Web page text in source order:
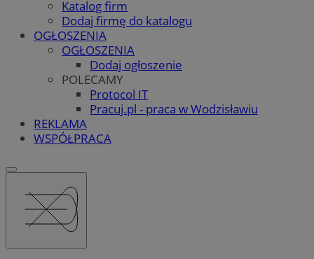
Katalog firm
Dodaj firmę do katalogu
OGŁOSZENIA
OGŁOSZENIA
Dodaj ogłoszenie
POLECAMY
Protocol IT
Pracuj.pl - praca w Wodzisławiu
REKLAMA
WSPÓŁPRACA